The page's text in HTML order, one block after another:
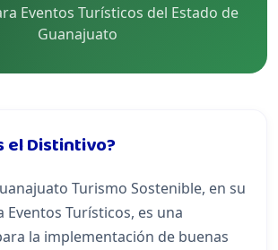
Eventos Turísticos del Estado de
Guanajuato
el Distintivo?
Turismo Sostenible, en su
Eventos Turísticos, es una
la implementación de buenas